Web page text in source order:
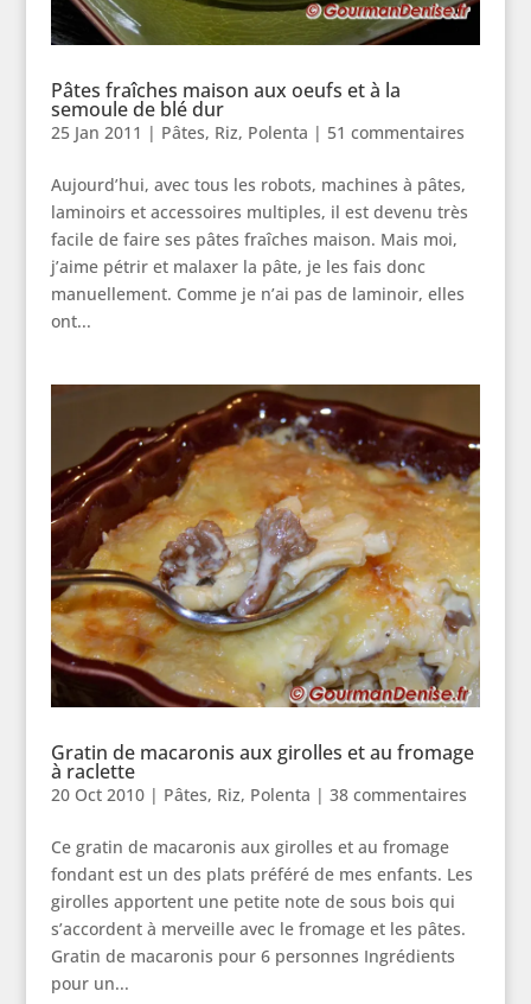
Pâtes fraîches maison aux oeufs et à la
semoule de blé dur
25 Jan 2011 | Pâtes, Riz, Polenta | 51 commentaires
Aujourd’hui, avec tous les robots, machines à pâtes,
laminoirs et accessoires multiples, il est devenu très
facile de faire ses pâtes fraîches maison. Mais moi,
j’aime pétrir et malaxer la pâte, je les fais donc
manuellement. Comme je n’ai pas de laminoir, elles
ont...
Gratin de macaronis aux girolles et au fromage
à raclette
20 Oct 2010| Pâtes, Riz, Polenta | 38 commentaires
Ce gratin de macaronis aux girolles et au fromage
fondant est un des plats préféré de mes enfants. Les
girolles apportent une petite note de sous bois qui
s’accordent à merveille avec le fromage et les pâtes.
Gratin de macaronis pour 6 personnes Ingrédients
pour un...